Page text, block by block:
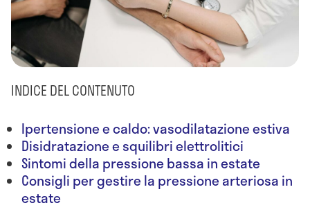
INDICE DEL CONTENUTO
Ipertensione e caldo: vasodilatazione estiva
Disidratazione e squilibri elettrolitici
Sintomi della pressione bassa in estate
Consigli per gestire la pressione arteriosa in
estate